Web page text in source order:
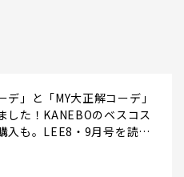
デ」と「MY大正解コーデ」
した！KANEBOのベスコス
入も。LEE8・9月号を読ん
LEE100人隊のレビューvo